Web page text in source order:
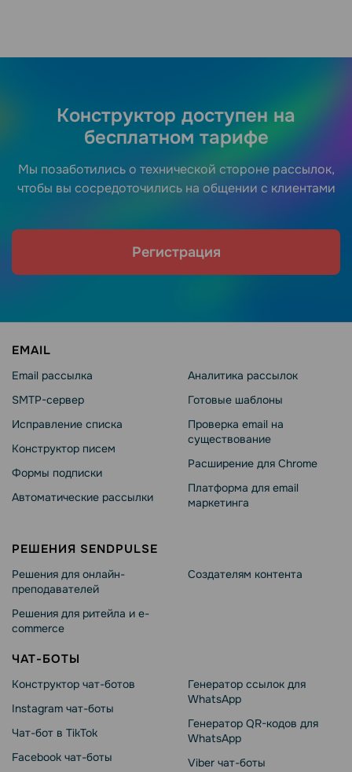
Конструктор доступен на
бесплатном тарифе
Мы позаботились о технической стороне рассылок,
чтобы вы сосредоточились на общении с клиентами
Регистрация
EMAIL
Email рассылка
SMTP-сервер
Исправление списка
Конструктор писем
Формы подписки
Автоматические рассылки
Аналитика рассылок
Готовые шаблоны
Проверка email на
существование
Расширение для Chrome
Платформа для email
маркетинга
РЕШЕНИЯ SENDPULSE
Решения для онлайн-
преподавателей
Решения для ритейла и e-
commerce
Создателям контента
ЧАТ-БОТЫ
Конструктор чат-ботов
Instagram чат-боты
Чат-бот в TikTok
Facebook чат-боты
Генератор ссылок для
WhatsApp
Генератор QR-кодов для
WhatsApp
Viber чат-боты